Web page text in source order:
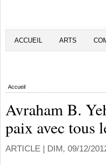
ACCUEIL ARTS
Accueil
Avraham B.
paix avec tous
ARTICLE | DIM, 09/12/